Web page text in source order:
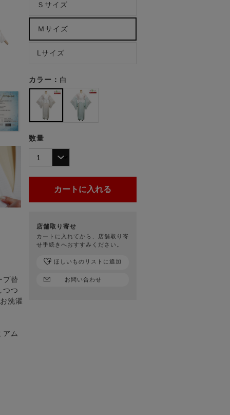
プ替
つつ
洗濯
アム
Ｓサイズ
Ｍサイズ
Lサイズ
カラー： 白
数量
店舗取り寄せ
カートに入れてから、店舗取り寄
せ手続きへおすすみください。
お問い合わせ
ほしいものリストに追加